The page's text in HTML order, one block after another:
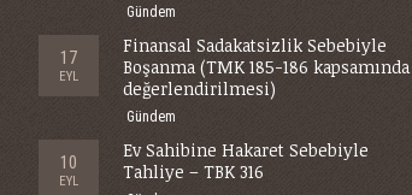
Gündem
17
EYL
Finansal Sadakatsizlik Sebebiyle
Boşanma (TMK 185-186 kapsamında
değerlendirilmesi)
Gündem
10
EYL
Ev Sahibine Hakaret Sebebiyle
Tahliye – TBK 316